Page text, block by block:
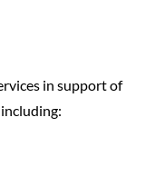
in support of